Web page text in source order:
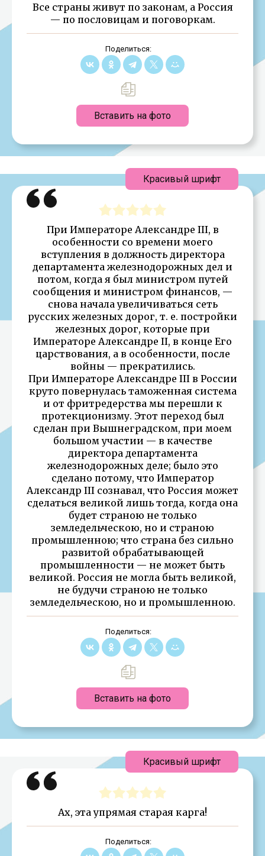
Все страны живут по законам, а Россия
— по пословицам и поговоркам.
Поделиться:
Вставить на фото
При Императоре Александре III, в
особенности со времени моего
вступления в должность директора
департамента железнодорожных дел и
потом, когда я был министром путей
сообщения и министром финансов, —
снова начала увеличиваться сеть
русских железных дорог, т. е. постройки
железных дорог, которые при
Императоре Александре II, в конце Его
царствования, а в особенности, после
войны — прекратились.
При Императоре Александре III в России
круто повернулась таможенная система
и от фритредерства мы перешли к
протекционизму. Этот переход был
сделан при Вышнеградском, при моем
большом участии — в качестве
директора департамента
железнодорожных деле; было это
сделано потому, что Император
Александр III сознавал, что Россия может
сделаться великой лишь тогда, когда она
будет страною не только
земледельческою, но и страною
промышленною; что страна без сильно
развитой обрабатывающей
промышленности — не может быть
великой. Россия не могла быть великой,
не будучи страною не только
земледельческою, но и промышленною.
Поделиться:
Вставить на фото
Красивый шрифт
Ах, эта упрямая старая карга!
Поделиться:
Красивый шрифт